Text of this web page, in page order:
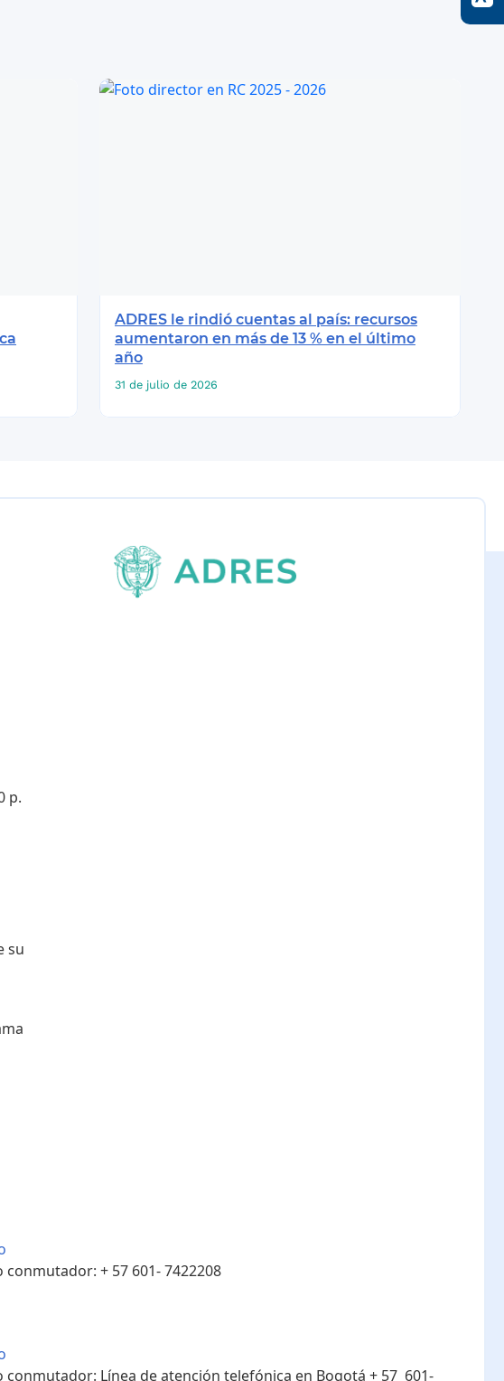
ADRES le rindió cuentas al país: recursos
aumentaron en más de 13 % en el último
año
31 de julio de 2026
p.
su
conmutador: + 57 601- 7422208
conmutador: Línea de atención telefónica en Bogotá ​+ 57 601-